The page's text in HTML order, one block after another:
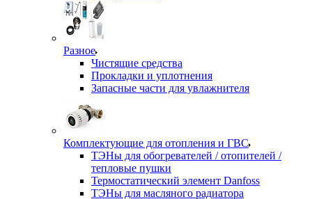
Разное
Чистящие средства
Прокладки и уплотнения
Запасные части для увлажнителя
Комплектующие для отопления и ГВС
ТЭНы для обогревателей / отопителей /
тепловые пушки
Термостатический элемент Danfoss
ТЭНы для масляного радиатора